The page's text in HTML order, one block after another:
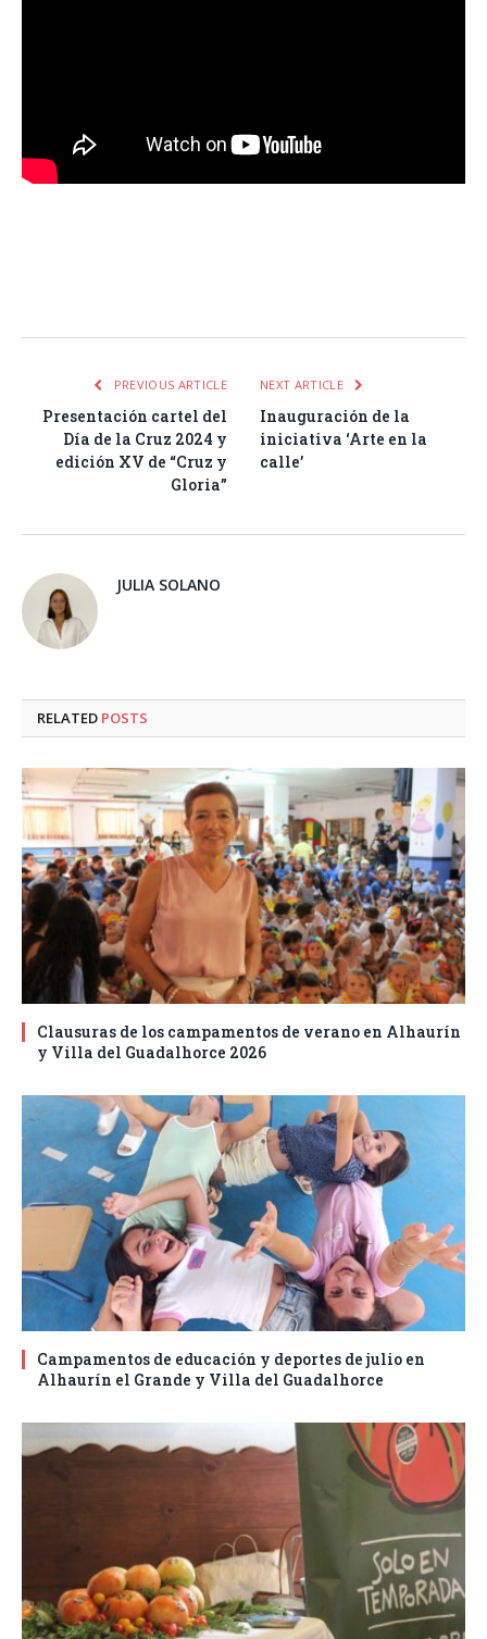
PREVIOUS ARTICLE
Presentación cartel del
Día de la Cruz 2024 y
edición XV de “Cruz y
Gloria”
NEXT ARTICLE
Inauguración de la
iniciativa ‘Arte en la
calle’
JULIA SOLANO
RELATED POSTS
Clausuras de los campamentos de verano en Alhaurín
y Villa del Guadalhorce 2026
Campamentos de educación y deportes de julio en
Alhaurín el Grande y Villa del Guadalhorce